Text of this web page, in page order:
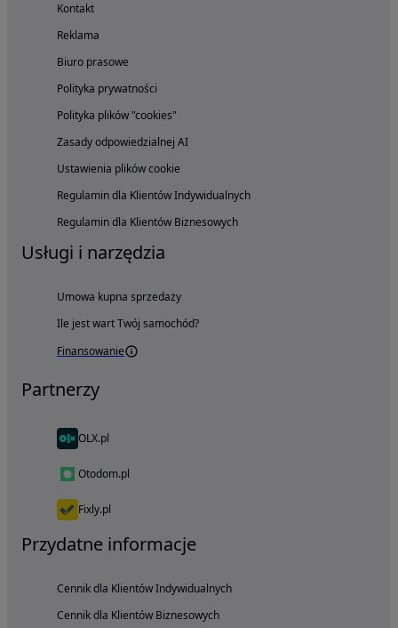
Kontakt
Reklama
Biuro prasowe
Polityka prywatności
Polityka plików "cookies"
Zasady odpowiedzialnej AI
Ustawienia plików cookie
Regulamin dla Klientów Indywidualnych
Regulamin dla Klientów Biznesowych
Usługi i narzędzia
Umowa kupna sprzedaży
Ile jest wart Twój samochód?
Finansowanie
Partnerzy
OLX.pl
Otodom.pl
Fixly.pl
Przydatne informacje
Cennik dla Klientów Indywidualnych
Cennik dla Klientów Biznesowych